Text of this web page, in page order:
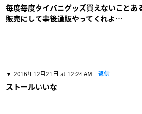
毎度毎度タイバニグッズ買えないことあ
販売にして事後通販やってくれよ…
2016年12月21日 at 12:24 AM 返信
ストールいいな